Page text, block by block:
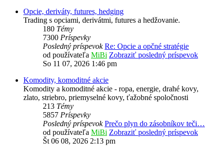
Opcie, deriváty, futures, hedging
Trading s opciami, derivátmi, futures a hedžovanie.
180 Témy
7300 Príspevky
Posledný príspevok Re: Opcie a opčné stratégie
od používateľa MiBi Zobraziť posledný príspevok
So 11 07, 2026 1:46 pm
Komodity, komoditné akcie
Komodity a komoditné akcie - ropa, energie, drahé kovy,
zlato, striebro, priemyselné kovy, ťažobné spoločnosti
213 Témy
5857 Príspevky
Posledný príspevok Prečo plyn do zásobníkov teči…
od používateľa MiBi Zobraziť posledný príspevok
Št 06 08, 2026 2:13 pm